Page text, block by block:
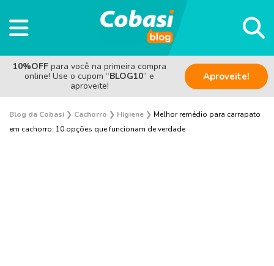
10%OFF para você na primeira compra
online! Use o cupom “BLOG10” e
aproveite!
Aproveite!
Blog da Cobasi ❯ Cachorro ❯ Higiene ❯ Melhor remédio para carrapato
em cachorro: 10 opções que funcionam de verdade